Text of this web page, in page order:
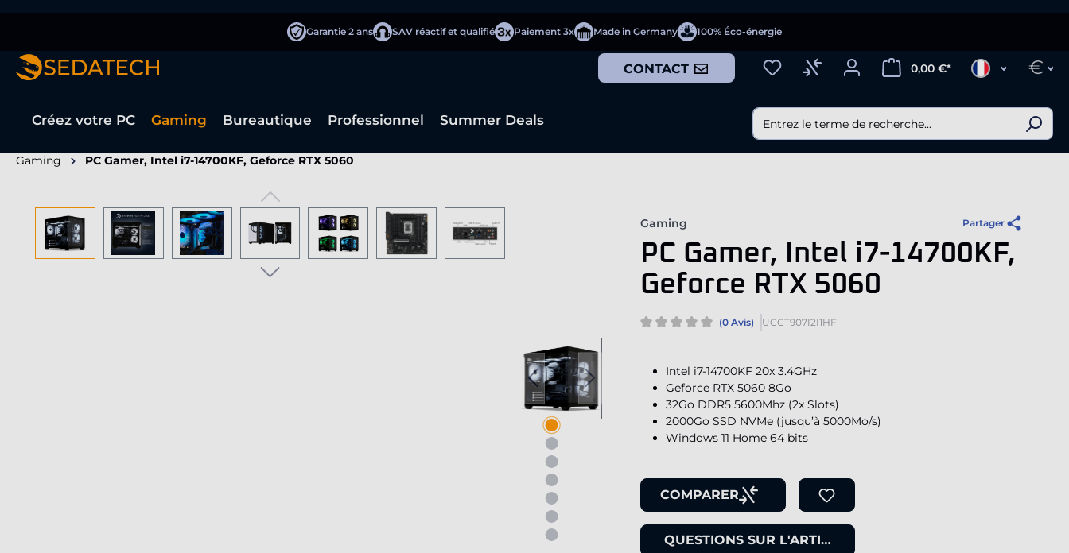
Garantie 2 ans SAV réactif et qualifié Paiement 3x Made in Germany 100% Éco-énergie
CONTACT 0,00 €* €
Créez votre PC Gaming Bureautique Professionnel Summer Deals
Gaming PC Gamer, Intel i7-14700KF, Geforce RTX 5060
Ignorer la galerie d'images
Gaming Partager
PC Gamer, Intel i7-14700KF,
Geforce RTX 5060
(0 Avis) UCCT907I2I1HF
Intel i7-14700KF 20x 3.4GHz
Geforce RTX 5060 8Go
32Go DDR5 5600Mhz (2x Slots)
2000Go SSD NVMe (jusqu’à 5000Mo/s)
Windows 11 Home 64 bits
COMPARER
QUESTIONS SUR L'ARTICLE